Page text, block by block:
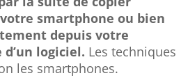
smartphone ou bien
depuis votre
logiciel. Les techniques
les smartphones.